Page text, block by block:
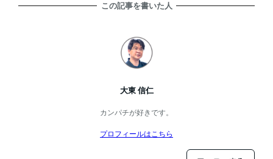
この記事を書いた人
大東 信仁
カンパチが好きです。
プロフィールはこちら